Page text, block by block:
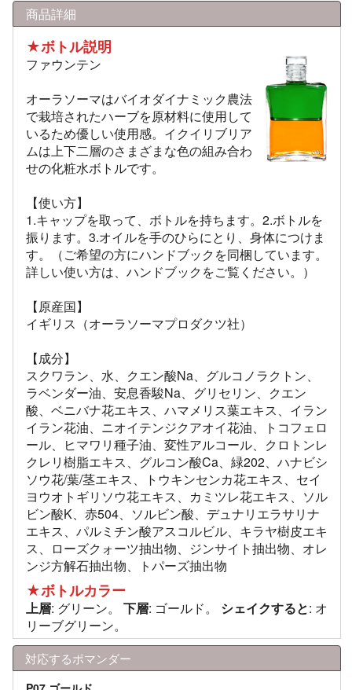
商品詳細
★ボトル説明
ファウンテン
オーラソーマはバイオダイナミック農法
で栽培されたハーブを原材料に使用して
いるため優しい使用感。イクイリブリア
ムは上下二層のさまざまな色の組み合わ
せの化粧水ボトルです。
【使い方】
1.キャップを取って、ボトルを持ちます。2.ボトルを
振ります。3.オイルを手のひらにとり、身体につけま
す。（ご希望の方にハンドブックを同梱しています。
詳しい使い方は、ハンドブックをご覧ください。）
【原産国】
イギリス（オーラソーマプロダクツ社）
【成分】
スクワラン、水、クエン酸Na、グルコノラクトン、
ラベンダー油、安息香駿Na、グリセリン、クエン
酸、ベニバナ花エキス、ハマメリス葉エキス、イラン
イラン花油、ニオイテンジクアオイ花油、トコフェロ
ール、ヒマワリ種子油、変性アルコール、クロトンレ
クレリ樹脂エキス、グルコン酸Ca、緑202、ハナビシ
ソウ花/葉/茎エキス、トウキンセンカ花エキス、セイ
ヨウオトギリソウ花エキス、カミツレ花エキス、ソル
ビン酸K、赤504、ソルビン酸、デュナリエラサリナ
エキス、パルミチン酸アスコルビル、キラヤ樹皮エキ
ス、ローズクォーツ抽出物、ジンサイト抽出物、オレ
ンジ方解石抽出物、トパーズ抽出物
★ボトルカラー
上層: グリーン。 下層: ゴールド。 シェイクすると: オ
リーブグリーン。
対応するポマンダー